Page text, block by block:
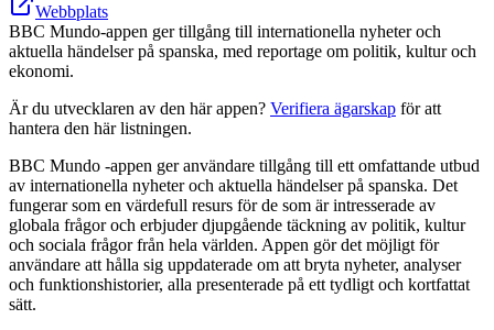
Webbplats
BBC Mundo-appen ger tillgång till internationella nyheter och
aktuella händelser på spanska, med reportage om politik, kultur och
ekonomi.
Är du utvecklaren av den här appen? Verifiera ägarskap för att
hantera den här listningen.
BBC Mundo -appen ger användare tillgång till ett omfattande utbud
av internationella nyheter och aktuella händelser på spanska. Det
fungerar som en värdefull resurs för de som är intresserade av
globala frågor och erbjuder djupgående täckning av politik, kultur
och sociala frågor från hela världen. Appen gör det möjligt för
användare att hålla sig uppdaterade om att bryta nyheter, analyser
och funktionshistorier, alla presenterade på ett tydligt och kortfattat
sätt.